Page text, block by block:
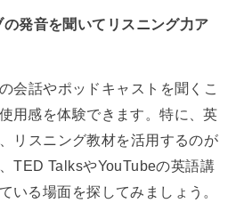
の発音を聞いてリスニング力ア
会話やポッドキャストを聞くこ
用感を体験できます。特に、英
リスニング教材を活用するのが
TED TalksやYouTubeの英語講
いる場面を探してみましょう。